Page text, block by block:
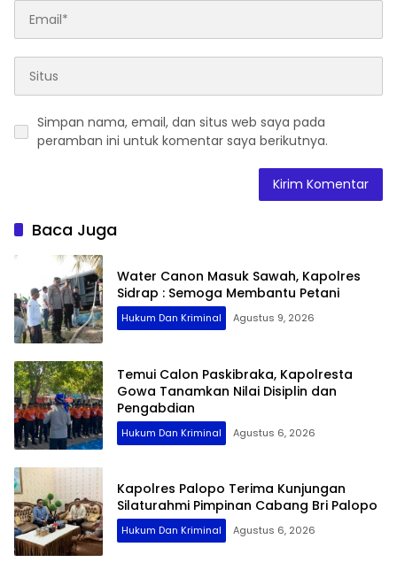
Simpan nama, email, dan situs web saya pada
peramban ini untuk komentar saya berikutnya.
Baca Juga
Water Canon Masuk Sawah, Kapolres
Sidrap : Semoga Membantu Petani
Hukum Dan Kriminal Agustus 9, 2026
Temui Calon Paskibraka, Kapolresta
Gowa Tanamkan Nilai Disiplin dan
Pengabdian
Hukum Dan Kriminal Agustus 6, 2026
Kapolres Palopo Terima Kunjungan
Silaturahmi Pimpinan Cabang Bri Palopo
Hukum Dan Kriminal Agustus 6, 2026